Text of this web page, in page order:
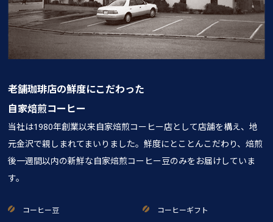
老舗珈琲店の鮮度にこだわった
自家焙煎コーヒー
当社は1980年創業以来自家焙煎コーヒー店として店舗を構え、地
元金沢で親しまれてまいりました。鮮度にとことんこだわり、焙煎
後一週間以内の新鮮な自家焙煎コーヒー豆のみをお届けしていま
す。
コーヒー豆 コーヒーギフト